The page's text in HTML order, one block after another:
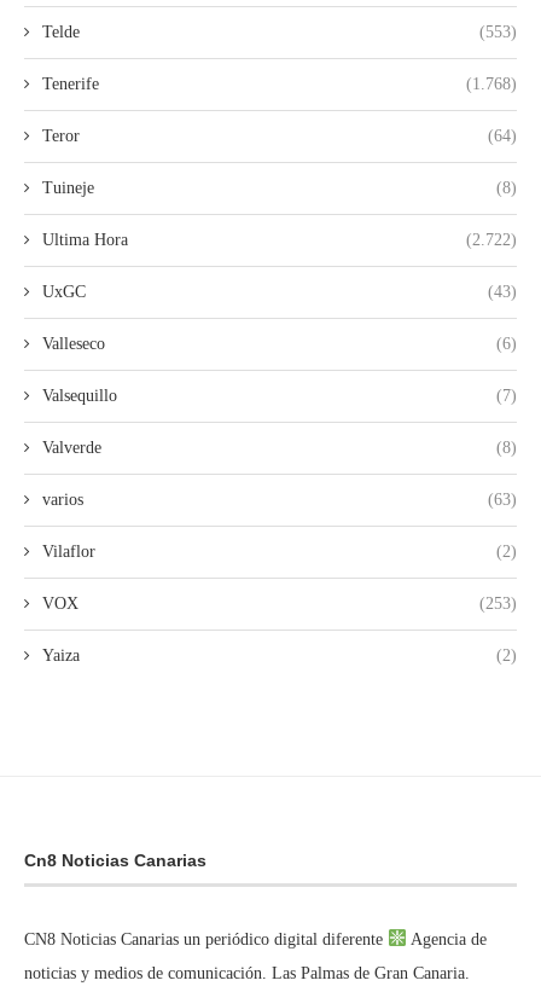
Telde (553)
Tenerife (1.768)
Teror (64)
Tuineje (8)
Ultima Hora (2.722)
UxGC (43)
Valleseco (6)
Valsequillo (7)
Valverde (8)
varios (63)
Vilaflor (2)
VOX (253)
Yaiza (2)
Cn8 Noticias Canarias
CN8 Noticias Canarias un periódico digital diferente
Agencia de
noticias y medios de comunicación. Las Palmas de Gran Canaria.